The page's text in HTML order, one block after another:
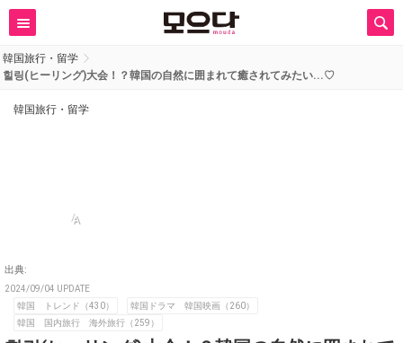
韓国旅行・留学
힐링(ヒーリング)大会！？韓国の自然に囲まれて癒されてみたい...♡
韓国旅行・留学
A
出典:
2024/09/04 UPDATE
韓国 トレンド（430）
韓国ドラマ 韓国映画（260）
韓国 国内旅行 海外旅行（259）